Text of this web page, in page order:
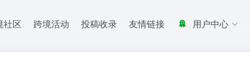
社区 跨境活动 投稿收录 友情链接 用户中心